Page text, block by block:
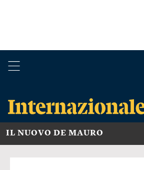
IL NUOVO DE MAURO